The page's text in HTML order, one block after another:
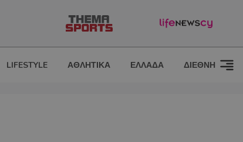
LIFESTYLE ΑΘΛΗΤΙΚΑ ΕΛΛΑΔΑ ΔΙΕΘΝΗ